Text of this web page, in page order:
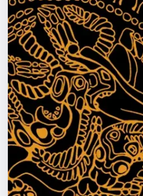
Экскурсии
Спорт
События
Города
Площадки
Артисты
Рейтинги